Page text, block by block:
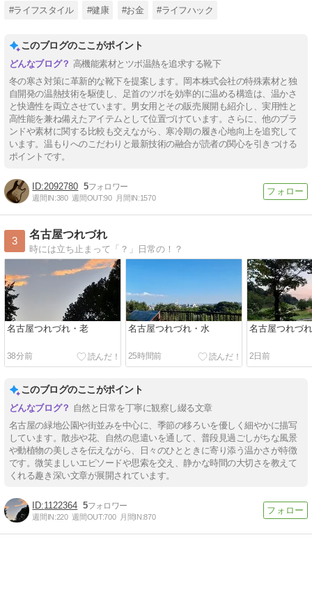
#ライフスタイル #健康 #お金 #ライフハック
このブログのここがポイント
高機能素材とツボ温熱を追求する靴下
冬の寒さ対策に革新的な靴下を提案します。岡本株式会社の特殊素材と独
自開発の温熱技術を駆使し、足首のツボを効率的に温める構造は、温かさ
と快適性を両立させています。男女用とその販売展開も紹介し、実用性と
高性能を兼ね備えたアイテムとして位置づけています。さらに、他のブラ
ンドや素材に関する比較も交えながら、寒冷期の履き心地向上を追究して
います。温もりへのこだわりと最新技術の融合が読者の関心を引きつける
ポイントです。
2092780 5
週間IN:380 週間OUT:90 月間IN:1570
3
名古屋つれづれ
時には立ち止まって「？」日常の！？
名古屋つれづれ・老
38分前
名古屋つれづれ・水
25時間前
名古屋つれづ
2日前
このブログのここがポイント
自然と日常を丁寧に観察し綴る文章
名古屋の緑地公園や街並みを中心に、季節の移ろいを優しく細やかに描写
しています。散歩や花、自然の息遣いを通して、普段見過ごしがちな風景
や動植物の美しさを伝えながら、日々のひとときに寄り添う温かさが特徴
です。微笑ましいエピソードや思索を交え、静かな時間の大切さを教えて
くれる趣き深い文章が展開されています。
1122364 5
週間IN:220 週間OUT:700 月間IN:870